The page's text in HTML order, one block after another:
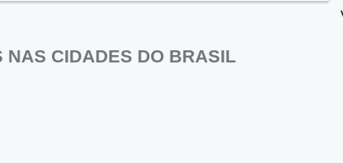
NAS CIDADES DO BRASIL